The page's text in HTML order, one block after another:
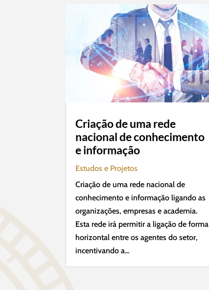
Criação de uma rede
nacional de conhecimento
e informação
Estudos e Projetos
Criação de uma rede nacional de
conhecimento e informação ligando as
organizações, empresas e academia.
Esta rede irá permitir a ligação de forma
horizontal entre os agentes do setor,
incentivando a...